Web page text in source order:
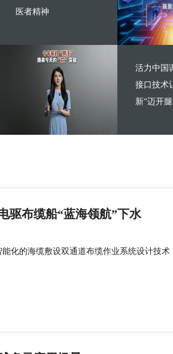
医者精神
活力中国
接口技术
新“迈开腿
驱布缆船“蓝海领航”下水
化的海缆敷设双通道布缆作业系统设计技术